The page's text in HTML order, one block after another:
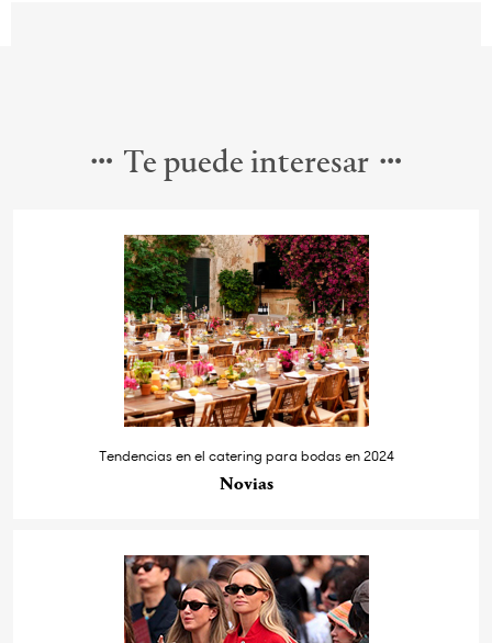
Te puede interesar
Tendencias en el catering para bodas en 2024
Novias